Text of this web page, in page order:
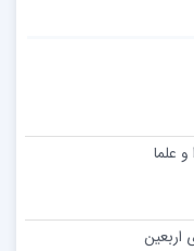
علما
اربعین